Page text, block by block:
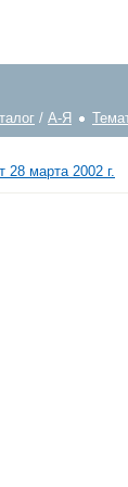
/ А-Я
28 марта 2002 г.